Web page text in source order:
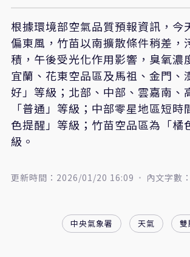
根據環境部空氣品質預報資訊，今
偏東風，竹苗以南擴散條件稍差，
積，午後受光化作用影響，臭氧濃
宜蘭、花東空品區及馬祖、金門、
好」等級；北部、中部、雲嘉南、
「普通」等級；中部零星地區短時
色提醒」等級；竹苗空品區為「橘
級。
更新時間：2026/01/20 16:09 內文字數
中央氣象署 天氣 雙